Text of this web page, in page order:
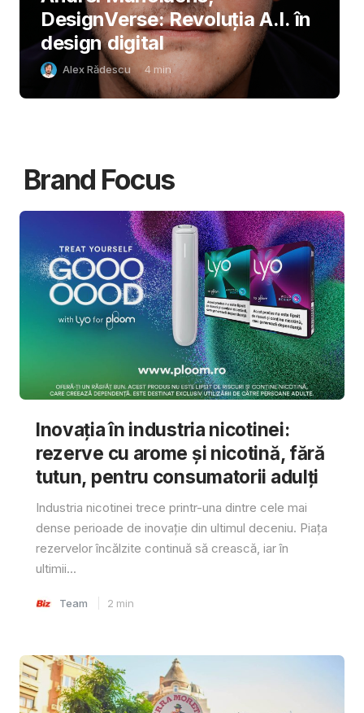
DesignVerse: Revoluția A.I. în
design digital
Alex Rădescu 4 min
Brand Focus
Inovația în industria nicotinei:
rezerve cu arome și nicotină, fără
tutun, pentru consumatorii adulți
Industria nicotinei trece printr-una dintre cele mai
dense perioade de inovație din ultimul deceniu. Piața
rezervelor încălzite continuă să crească, iar în
ultimii...
Team 2 min